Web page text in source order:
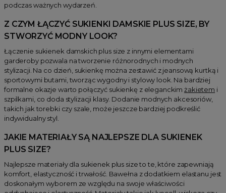
podczas ważnych wydarzeń.
Z CZYM ŁĄCZYĆ SUKIENKI DAMSKIE PLUS SIZE, BY
STWORZYĆ MODNY LOOK?
Łączenie sukienek damskich plus size z innymi elementami
garderoby pozwala na tworzenie różnorodnych i modnych
stylizacji. Na co dzień, sukienkę można zestawić z jeansową kurtką i
sportowymi butami, tworząc wygodny i stylowy look. Na bardziej
formalne okazje warto połączyć sukienkę z eleganckimżakietem i
szpilkami, co doda stylizacji klasy. Dodanie modnych akcesoriów,
takich jak torebki czy szale, może jeszcze bardziej podkreślić
indywidualny styl.
JAKIE MATERIAŁY SĄ NAJLEPSZE DLA SUKIENEK
PLUS SIZE?
Najlepsze materiały dla sukienek plus size to te, które zapewniają
komfort, elastyczność i trwałość. Bawełna z dodatkiem elastanu jest
doskonałym wyborem ze względu na swoje właściwości